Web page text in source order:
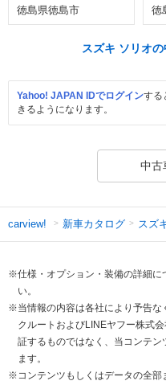
徳島県徳島市 徳
スズキ ソリオ
Yahoo! JAPAN IDでログインする
きるようになります。
中古
carview! 新車カタログ スズ
※仕様・オプション・装備の詳細に
い。
※当情報の内容は各社により予告な
クルートおよびLINEヤフー株式
証するものではなく、当コンテ
ます。
※コンテンツもしくはデータの全部